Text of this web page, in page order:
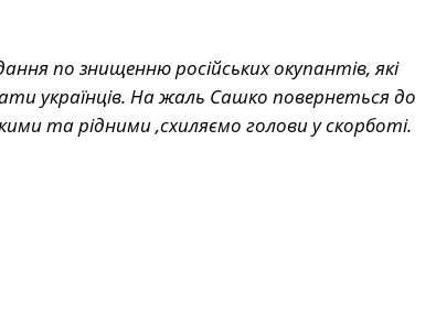
по знищенню російських окупантів, які
українців. На жаль Сашко повернеться до
та рідними ,схиляємо голови у скорботі.